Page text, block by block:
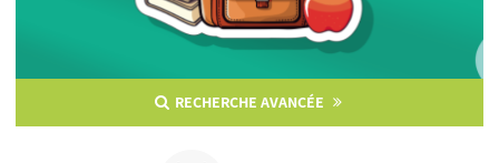
RECHERCHE AVANCÉE